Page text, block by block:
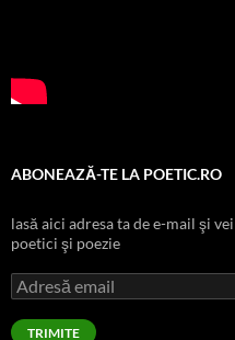
ABONEAZĂ-TE LA POETIC.RO
lasă aici adresa ta de e-mail şi
poetici şi poezie
Adresă
email
TRIMITE